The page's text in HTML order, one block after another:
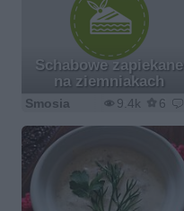
Schabowe zapiekane
na ziemniakach
9.4k 6
Smosia